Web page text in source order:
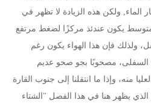
الماء, ولكن هذه الزيادة لا تظهر في
المتوسط يكون عندئذ مركزًا لضغط مرتفع
ولذلك فإن هذا الهواء يكون رغم
السفلى، مصحوبًا بجو صحو عديم
منه، وإذا ما انتقلنا إلى جنوب القارة
الذي يظهر هنا في هذا الفصل "الشتاء